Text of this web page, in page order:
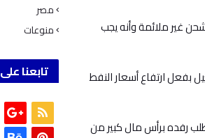
غير ملائمة وأنه يجب
بفعل ارتفاع أسعار النفط
رفده برأس مال كبير من
مصر
منوعات
تابعنا على